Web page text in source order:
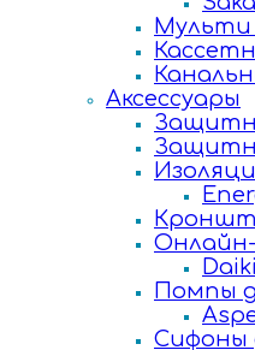
Мульти
Аксессуары
Помпы
Сифоны